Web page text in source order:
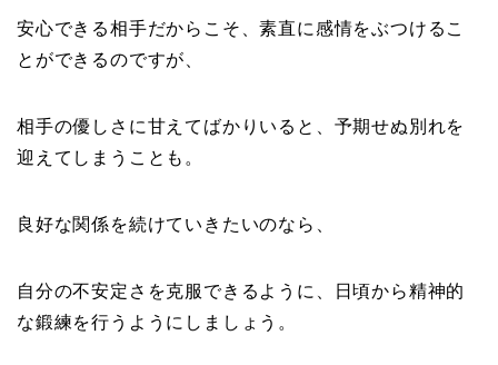
安心できる相手だからこそ、素直に感情をぶつけるこ
とができるのですが、
相手の優しさに甘えてばかりいると、予期せぬ別れを
迎えてしまうことも。
良好な関係を続けていきたいのなら、
自分の不安定さを克服できるように、日頃から精神的
な鍛練を行うようにしましょう。